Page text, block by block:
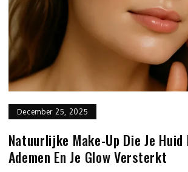
December 25, 2025
Natuurlijke Make-Up Die Je Huid
Ademen En Je Glow Versterkt